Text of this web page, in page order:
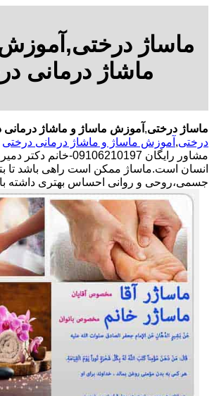
ماساژ
ماشاژ درمانی
ماساژ درختی, آموزش ماساژ و ماشاژ درمانی
درختی, آموزش ماساژ و ماشاژ درمانی درختی
مشاور رایگان
انسان است.ماساژ ممکن است راهی باشد تا
جسمی،روحی و روانی احساس بهتری داشته